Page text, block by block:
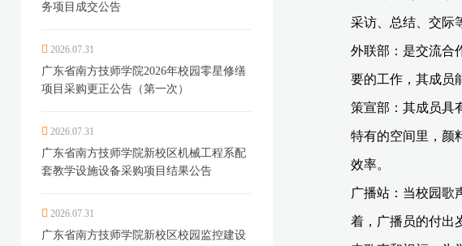
务项目成交公告
2026.07.31
广东省南方技师学院2026年校园零星修缮
项目采购更正公告（第一次）
2026.07.31
广东省南方技师学院新校区机械工程系配
套教学设施设备采购项目结果公告
2026.07.31
广东省南方技师学院新校区校园监控建设